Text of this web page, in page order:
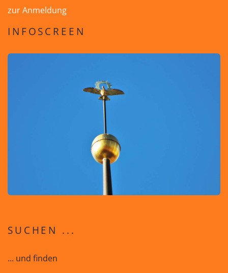
zur Anmeldung
INFOSCREEN
SUCHEN ...
... und finden